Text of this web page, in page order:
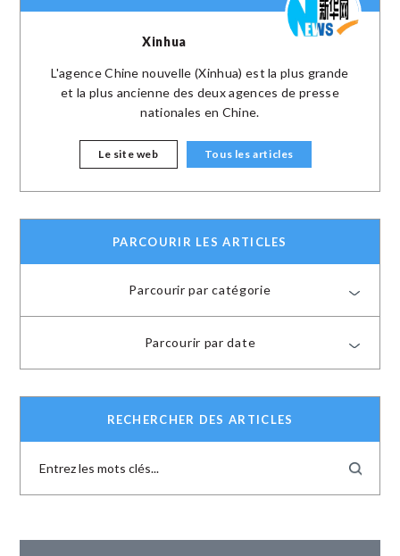
Xinhua
L'agence Chine nouvelle (Xinhua) est la plus grande
et la plus ancienne des deux agences de presse
nationales en Chine.
Le site web Tous les articles
PARCOURIR LES ARTICLES
Parcourir par catégorie
Parcourir par date
RECHERCHER DES ARTICLES